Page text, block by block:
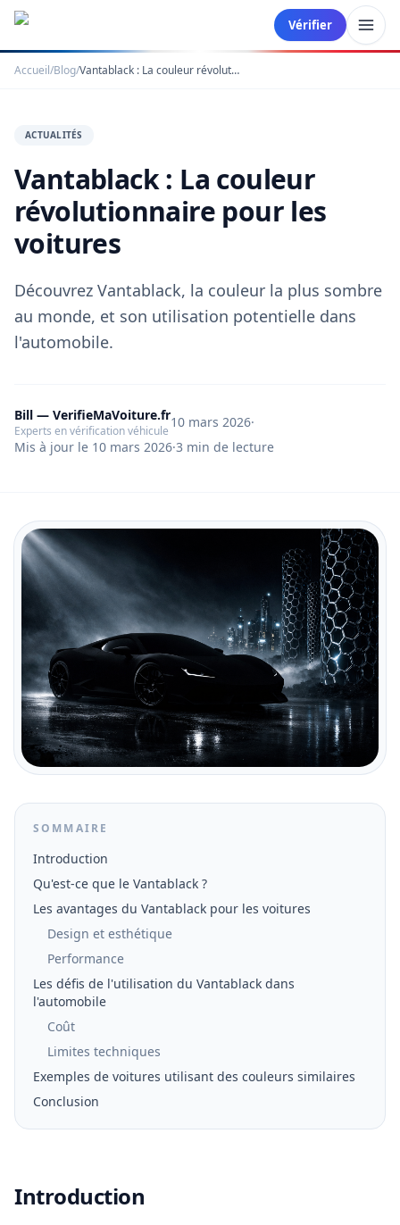
Vérifier
Accueil/Blog/ Vantablack : La couleur révolutionnaire pour les voitures
ACTUALITÉS
Vantablack : La couleur
révolutionnaire pour les
voitures
Découvrez Vantablack, la couleur la plus sombre
au monde, et son utilisation potentielle dans
l'automobile.
Bill — VerifieMaVoiture.fr
Experts en vérification véhicule
10 mars 2026·
Mis à jour le 10 mars 2026·3 min de lecture
SOMMAIRE
Introduction
Qu'est-ce que le Vantablack ?
Les avantages du Vantablack pour les voitures
Design et esthétique
Performance
Les défis de l'utilisation du Vantablack dans
l'automobile
Coût
Limites techniques
Exemples de voitures utilisant des couleurs similaires
Conclusion
Introduction